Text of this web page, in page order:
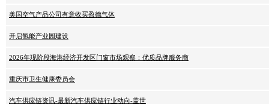
美国空气产品公司有意收买盈德气体
开启氢能产业园建设
2026年现阶段海港经济开发区门窗市场观察：优质品牌服务商
重庆市卫生健康委员会
汽车供应链资讯-最新汽车供应链行业动向-盖世